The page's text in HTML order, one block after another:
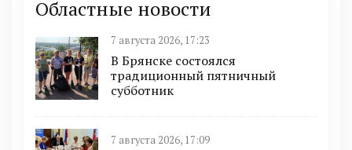
Областные новости
7 августа 2026, 17:23
В Брянске состоялся
традиционный пятничный
субботник
7 августа 2026, 17:09